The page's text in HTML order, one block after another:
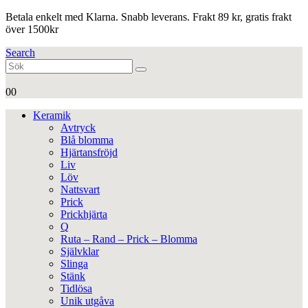
Betala enkelt med Klarna. Snabb leverans. Frakt 89 kr, gratis frakt
över 1500kr
Search
00
Keramik
Avtryck
Blå blomma
Hjärtansfröjd
Liv
Löv
Nattsvart
Prick
Prickhjärta
Q
Ruta – Rand – Prick – Blomma
Självklar
Slinga
Stänk
Tidlösa
Unik utgåva